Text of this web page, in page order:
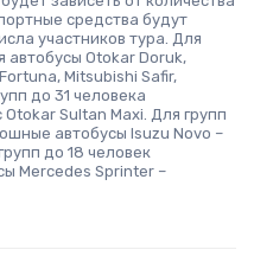
средства будут
участников тура. Для
автобусы Otokar Doruk,
Mitsubishi Safir,
до 31 человека
Sultan Maxi. Для групп
автобусы Isuzu Novo –
до 18 человек
Mercedes Sprinter –